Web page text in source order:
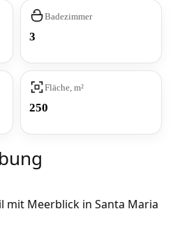
Badezimmer
3
Fläche, m²
250
mit Meerblick in Santa Maria